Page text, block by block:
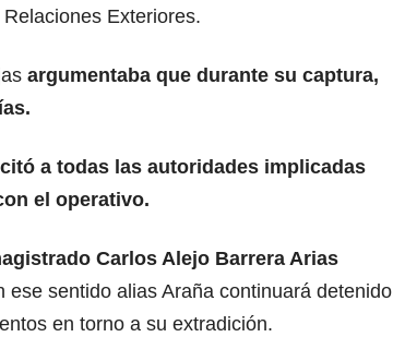
Exteriores.
argumentaba que durante su captura,
a todas las autoridades implicadas
el operativo.
Carlos Alejo Barrera Arias
ese sentido alias Araña continuará detenido
en torno a su extradición.